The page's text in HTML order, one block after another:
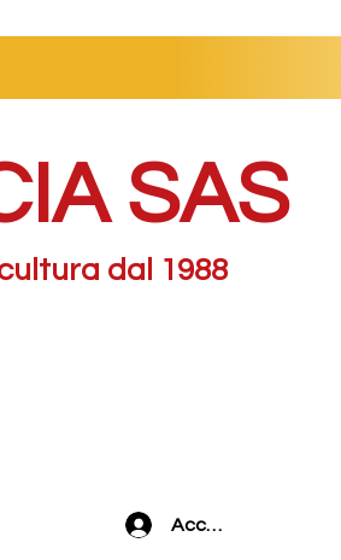
SAS
dal 1988
Accedi